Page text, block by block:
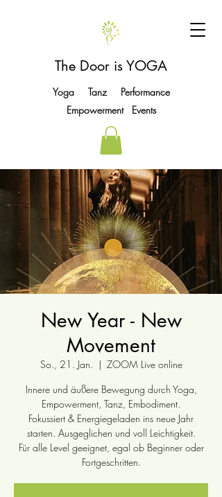
The Door is YOGA
Yoga Tanz Performance
Empowerment Events
New Year - New
Movement
So., 21. Jan.
  |
ZOOM Live online
Innere und äußere Bewegung durch Yoga,
Empowerment, Tanz, Embodiment.
Fokussiert & Energiegeladen ins neue Jahr
starten. Ausgeglichen und voll Leichtigkeit.
Für alle Level geeignet, egal ob Beginner oder
Fortgeschritten.